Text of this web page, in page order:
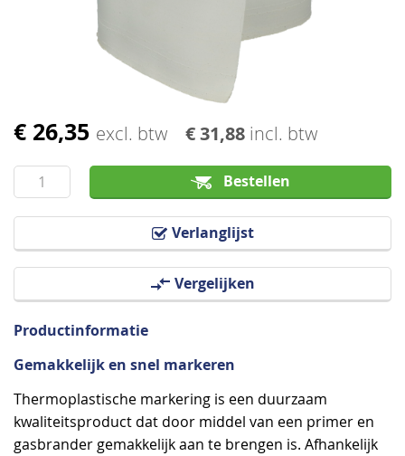
€ 26,35 excl. btw € 31,88 incl. btw
Bestellen
Verlanglijst
Vergelijken
afbeeldingen-
Ga
het
begin
van
Productinformatie
Gemakkelijk en snel markeren
Thermoplastische markering is een duurzaam
kwaliteitsproduct dat door middel van een primer en
gasbrander gemakkelijk aan te brengen is. Afhankelijk